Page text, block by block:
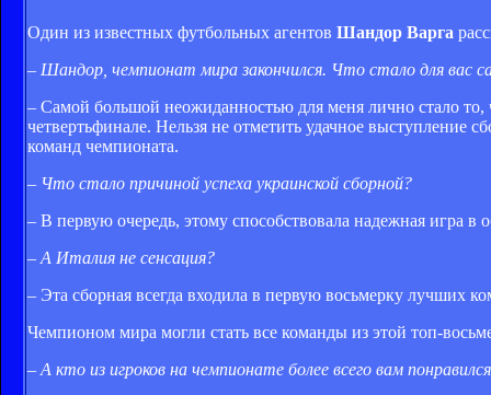
Один из известных футбольных агентов Шандор Варга
– Шандор, чемпионат мира закончился. Что стало для вас
– Cамой большой неожиданностью для меня лично стало
четвертьфинале. Нельзя не отметить удачное
команд чемпионата.
– Что стало причиной успеха украинcкой сборной?
– В первую очередь, этому способствовала надежная игра
– А Италия не сенсация?
– Эта сборная всегда входила в первую восьмерку лучших
Чемпионом мира могли стать все команды из этой топ-
– А кто из игроков на чемпионате более всего вам